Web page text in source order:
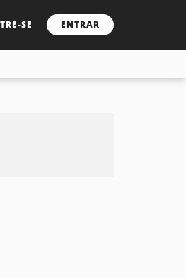
SE ENTRAR